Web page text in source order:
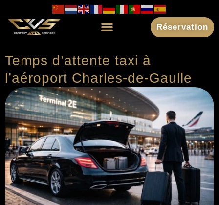
Réservation
Temps d’attente taxi à
l’aéroport Charles-de-Gaulle